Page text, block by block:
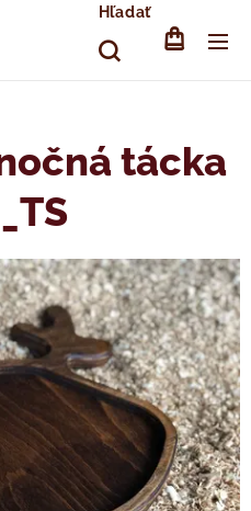
Hľadať
tácka